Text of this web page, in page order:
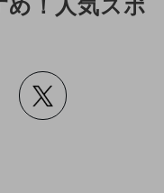
！人気スポ